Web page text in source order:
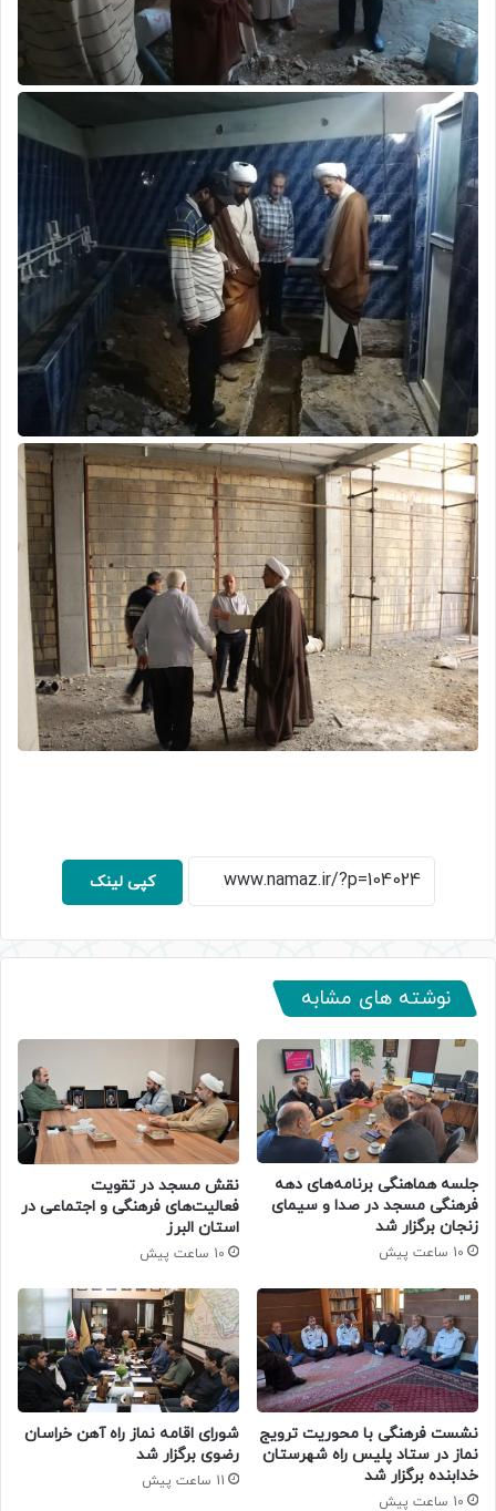
کپی لینک
نوشته های مشابه
جلسه هماهنگی برنامه‌های دهه
فرهنگی مسجد در صدا و سیمای
زنجان برگزار شد
10 ساعت پیش
نقش مسجد در تقویت
فعالیت‌های فرهنگی و اجتماعی در
استان البرز
10 ساعت پیش
نشست فرهنگی با محوریت ترویج
نماز در ستاد پلیس راه شهرستان
خدابنده برگزار شد
10 ساعت پیش
شورای اقامه نماز راه آهن خراسان
رضوی برگزار شد
11 ساعت پیش